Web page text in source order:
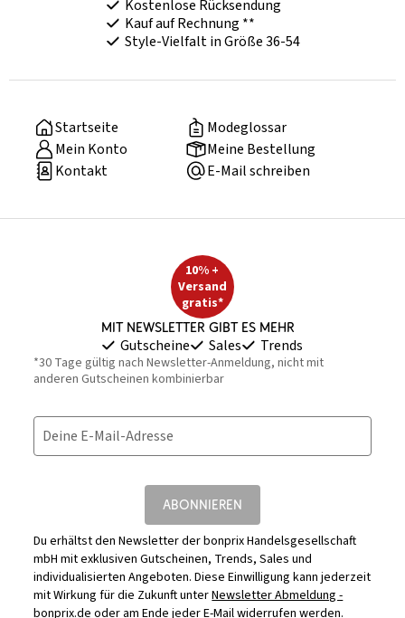
Kostenlose Rücksendung
Kauf auf Rechnung **
Style-Vielfalt in Größe 36-54
Startseite
Modeglossar
Mein Konto
Meine Bestellung
Kontakt
E-Mail schreiben
10% +
Versand
gratis*
Mit Newsletter gibt es mehr
Gutscheine Sales Trends
*30 Tage gültig nach Newsletter-Anmeldung, nicht mit
anderen Gutscheinen kombinierbar
Deine E-Mail-Adresse
ABONNIEREN
Du erhältst den Newsletter der bonprix Handelsgesellschaft
mbH mit exklusiven Gutscheinen, Trends, Sales und
individualisierten Angeboten. Diese Einwilligung kann jederzeit
mit Wirkung für die Zukunft unterNewsletter Abmeldung -
bonprix.deoder am Ende jeder E-Mail widerrufen werden.